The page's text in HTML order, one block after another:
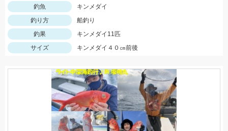
釣魚
キンメダイ
釣り方
船釣り
釣果
キンメダイ11匹
サイズ
キンメダイ４０㎝前後